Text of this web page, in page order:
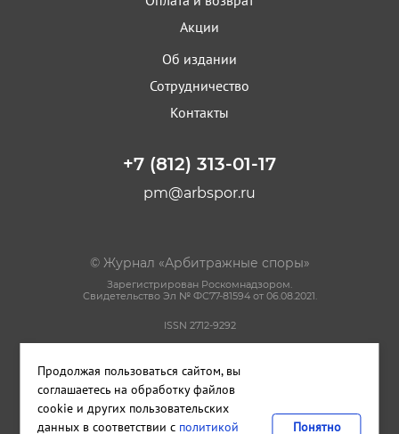
Акции
Об издании
Сотрудничество
Контакты
+7 (812) 313-01-17
pm@arbspor.ru
© Журнал «Арбитражные споры»
Зарегистрирован Роскомнадзором.
Свидетельство Эл № ФС77-81594 от 06.08.2021.
ISSN 2712-9292
Пользовательское соглашение
Правила использования материалов сайта
Продолжая пользоваться сайтом, вы
соглашаетесь на обработку файлов
cookie и других пользовательских
данных в соответствии с политикой Понятно